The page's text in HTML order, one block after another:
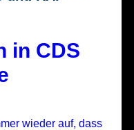
in CDS
wieder auf, dass